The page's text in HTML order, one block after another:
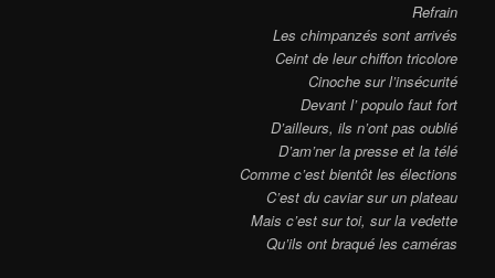
Refrain
Les chimpanzés sont arrivés
Ceint de leur chiffon tricolore
Cinoche sur l’insécurité
Devant l’ populo faut fort
D’ailleurs, ils n’ont pas oublié
D’am’ner la presse et la télé
Comme c’est bientôt les élections
C’est du caviar sur un plateau
Mais c’est sur toi, sur la vedette
Qu’ils ont braqué les caméras